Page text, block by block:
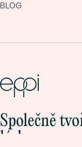
BLOG
Společně
lásky